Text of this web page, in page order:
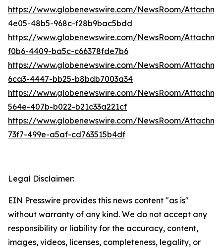
https://www.globenewswire.com/NewsRoom/
4e05-48b5-968c-f28b9bac5bdd
https://www.globenewswire.com/NewsRoom/
f0b6-4409-ba5c-c66378fde7b6
https://www.globenewswire.com/NewsRoom/
6ca3-4447-bb25-b8bdb7003a34
https://www.globenewswire.com/NewsRoom/
564e-407b-b022-b21c33a221cf
https://www.globenewswire.com/NewsRoom/
73f7-499e-a5af-cd763515b4df
Legal Disclaimer:
EIN Presswire provides this news content "as is"
without warranty of any kind. We do not accept any
responsibility or liability for the accuracy, content,
images, videos, licenses, completeness, legality, or